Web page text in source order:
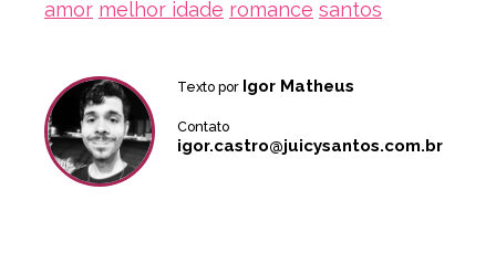
amor melhor idade romance santos
Texto por Igor Matheus
Contato
igor.castro@juicysantos.com.br